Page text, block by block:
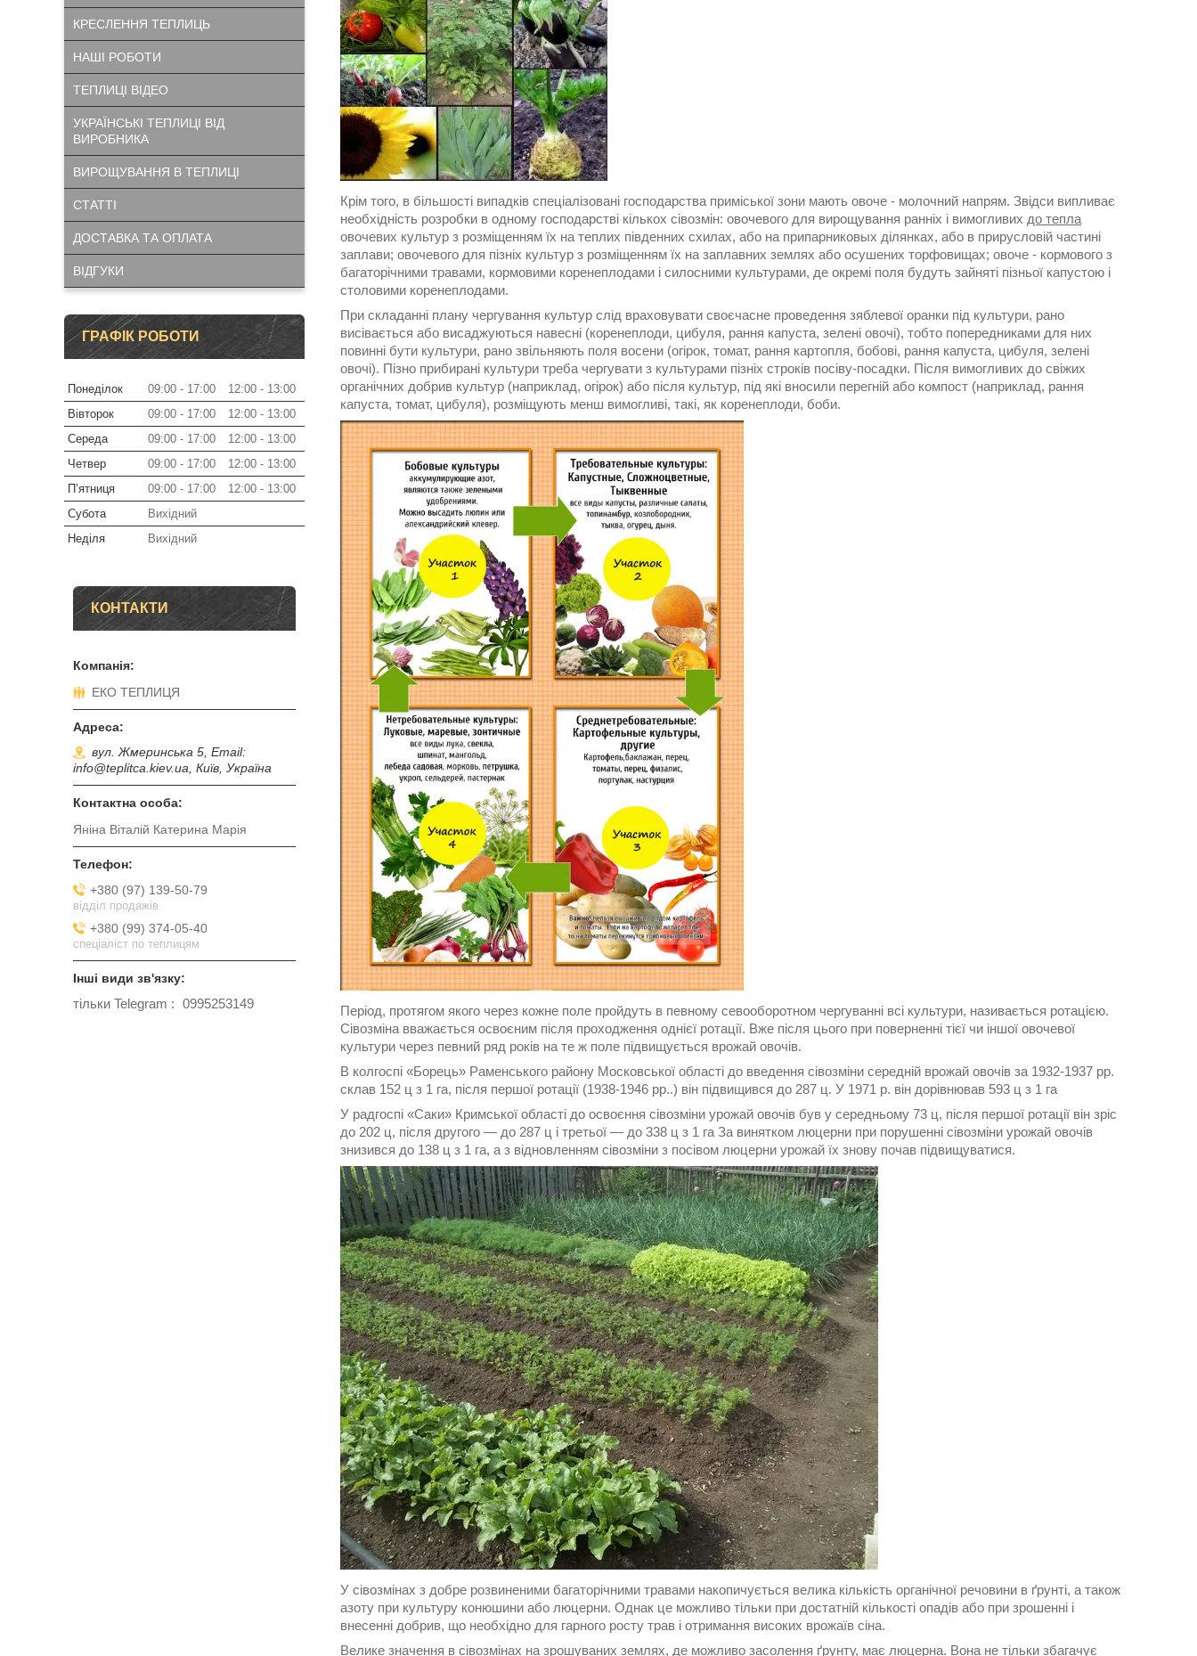
Крім того, в більшості випадків спеціалізовані господарства приміської зони мають овоче - молочний напрям. Звідси випливає
необхідність розробки в одному господарстві кількох сівозмін: овочевого для вирощування ранніх і вимогливих до тепла
овочевих культур з розміщенням їх на теплих південних схилах, або на припарниковых ділянках, або в прирусловій частині
заплави; овочевого для пізніх культур з розміщенням їх на заплавних землях або осушених торфовищах; овоче - кормового з
багаторічними травами, кормовими коренеплодами і силосними культурами, де окремі поля будуть зайняті пізньої капустою і
столовими коренеплодами.
При складанні плану чергування культур слід враховувати своєчасне проведення зяблевої оранки під культури, рано
висівається або висаджуються навесні (коренеплоди, цибуля, рання капуста, зелені овочі), тобто попередниками для них
повинні бути культури, рано звільняють поля восени (огірок, томат, рання картопля, бобові, рання капуста, цибуля, зелені
овочі). Пізно прибирані культури треба чергувати з культурами пізніх строків посіву-посадки. Після вимогливих до свіжих
органічних добрив культур (наприклад, огірок) або після культур, під які вносили перегній або компост (наприклад, рання
капуста, томат, цибуля), розміщують менш вимогливі, такі, як коренеплоди, боби.
Період, протягом якого через кожне поле пройдуть в певному севооборотном чергуванні всі культури, називається ротацією.
Сівозміна вважається освоєним після проходження однієї ротації. Вже після цього при поверненні тієї чи іншої овочевої
культури через певний ряд років на те ж поле підвищується врожай овочів.
В колгоспі «Борець» Раменського району Московської області до введення сівозміни середній врожай овочів за 1932-1937 рр.
склав 152 ц з 1 га, після першої ротації (1938-1946 рр..) він підвищився до 287 ц. У 1971 р. він дорівнював 593 ц з 1 га
У радгоспі «Саки» Кримської області до освоєння сівозміни урожай овочів був у середньому 73 ц, після першої ротації він зріс
до 202 ц, після другого — до 287 ц і третьої — до 338 ц з 1 га За винятком люцерни при порушенні сівозміни урожай овочів
знизився до 138 ц з 1 га, а з відновленням сівозміни з посівом люцерни урожай їх знову почав підвищуватися.
У сівозмінах з добре розвиненими багаторічними травами накопичується велика кількість органічної речовини в ґрунті, а також
азоту при культуру конюшини або люцерни. Однак це можливо тільки при достатній кількості опадів або при зрошенні і
внесенні добрив, що необхідно для гарного росту трав і отримання високих врожаїв сіна.
Велике значення в сівозмінах на зрошуваних землях, де можливо засолення ґрунту, має люцерна. Вона не тільки збагачує
КРЕСЛЕННЯ ТЕПЛИЦЬ
НАШІ РОБОТИ
ТЕПЛИЦІ ВІДЕО
УКРАЇНСЬКІ ТЕПЛИЦІ ВІД
ВИРОБНИКА
ВИРОЩУВАННЯ В ТЕПЛИЦІ
СТАТТІ
ДОСТАВКА ТА ОПЛАТА
ВІДГУКИ
ГРАФІК РОБОТИ
Понеділок 09:00 17:00 12:00
13:00
Вівторок
09:00 17:00 12:00
13:00
Середа
09:00 17:00 12:00
13:00
Четвер
09:00 17:00 12:00
13:00
Пʼятниця
09:00 17:00 12:00
13:00
Субота
Вихідний
Неділя
Вихідний
КОНТАКТИ
ЕКО ТЕПЛИЦЯ
вул. Жмеринська 5, Email:
info@teplitca.kiev.ua, Київ, Україна
Яніна Віталій Катерина Марія
+380 (97) 139-50-79
відділ продажів
+380 (99) 374-05-40
спеціаліст по теплицям
тільки Telegram 0995253149